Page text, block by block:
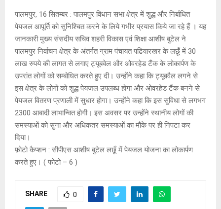
पालमपुर, 16 सितम्बर : पालमपुर विधान सभा क्षेत्र में शुद्ध और निर्बाधित
पेयजल आपूर्ति को सुनिश्चित करने के लिये गभीर प्रयास किये जा रहे हैं । यह
जानकारी मुख्य संसदीय सचिव शहरी विकास एवं शिक्षा आशीष बुटेल ने
पालमपुर निर्वाचन क्षेत्र के अंतर्गत ग्राम पंचायत पढियारखर के लछूँ में 30
लाख रुपये की लागत से लगाए ट्यूबवेल और ओवरहेड टैंक के लोकार्पण के
उपरांत लोगों को सम्बोधित करते हुए दी। उन्होंने कहा कि ट्यूबवैल लगने से
इस क्षेत्र के लोगों को शुद्ध पेयजल उपलब्ध होगा और ओवरहेड टैंक बनने से
पेयजल वितरण प्रणाली में सुधार होगा। उन्होंने कहा कि इस सुविधा से लगभग
2300 आबादी लाभान्वित होगी। इस अवसर पर उन्होंने स्थानीय लोगों की
समस्याओं को सुना और अधिकतर समस्याओं का मौके पर ही निपटा कर
दिया।
फ़ोटो कैप्शन : सीपीएस आशीष बुटेल लछूँ में पेयजल योजना का लोकार्पण
करते हुए। ( फोटो – 6 )
SHARE 0